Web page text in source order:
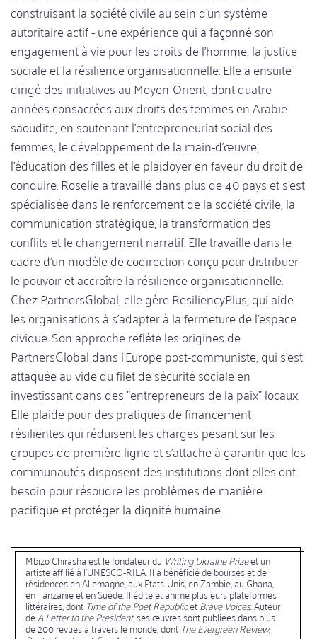
construisant la société civile au sein d'un système
autoritaire actif - une expérience qui a façonné son
engagement à vie pour les droits de l'homme, la justice
sociale et la résilience organisationnelle. Elle a ensuite
dirigé des initiatives au Moyen-Orient, dont quatre
années consacrées aux droits des femmes en Arabie
saoudite, en soutenant l'entrepreneuriat social des
femmes, le développement de la main-d'œuvre,
l'éducation des filles et le plaidoyer en faveur du droit de
conduire. Roselie a travaillé dans plus de 40 pays et s'est
spécialisée dans le renforcement de la société civile, la
communication stratégique, la transformation des
conflits et le changement narratif. Elle travaille dans le
cadre d'un modèle de codirection conçu pour distribuer
le pouvoir et accroître la résilience organisationnelle.
Chez PartnersGlobal, elle gère ResiliencyPlus, qui aide
les organisations à s'adapter à la fermeture de l'espace
civique. Son approche reflète les origines de
PartnersGlobal dans l'Europe post-communiste, qui s'est
attaquée au vide du filet de sécurité sociale en
investissant dans des "entrepreneurs de la paix" locaux.
Elle plaide pour des pratiques de financement
résilientes qui réduisent les charges pesant sur les
groupes de première ligne et s'attache à garantir que les
communautés disposent des institutions dont elles ont
besoin pour résoudre les problèmes de manière
pacifique et protéger la dignité humaine.
Mbizo Chirasha est le fondateur du Writing Ukraine Prizeet un
artiste affilié à l'UNESCO-RILA. Il a bénéficié de bourses et de
résidences en Allemagne, aux Etats-Unis, en Zambie, au Ghana,
en Tanzanie et en Suède. Il édite et anime plusieurs plateformes
littéraires, dont Time of the Poet RepublicetBrave Voices. Auteur
deA Letter to the President, ses œuvres sont publiées dans plus
de 200 revues à travers le monde, dont The Evergreen Review,